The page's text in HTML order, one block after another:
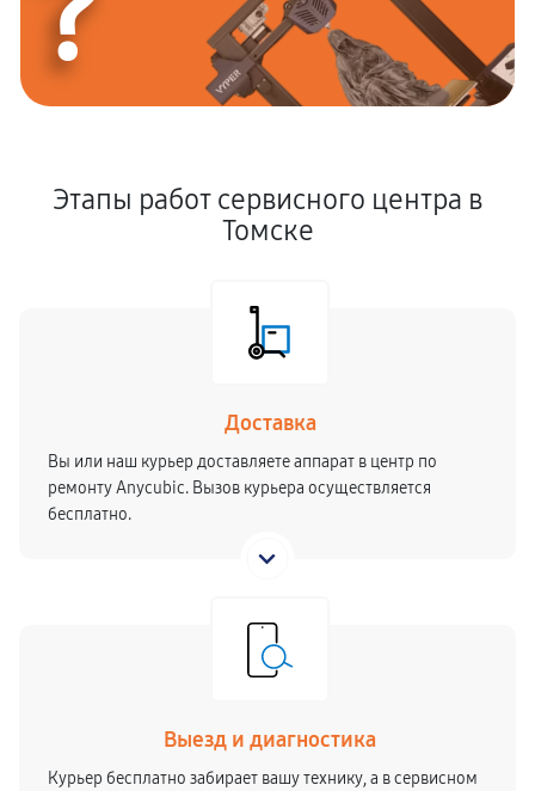
Этапы работ сервисного центра в
Томске
Доставка
Вы или наш курьер доставляете аппарат в центр по
ремонту Anycubic. Вызов курьера осуществляется
бесплатно.
Выезд и диагностика
Курьер бесплатно забирает вашу технику, а в сервисном